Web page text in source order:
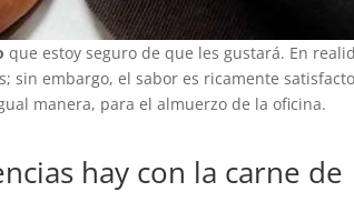
que estoy seguro de que les gustará. En
sin embargo, el sabor es ricamente
manera, para el almuerzo de la oficina.
hay con la carne de